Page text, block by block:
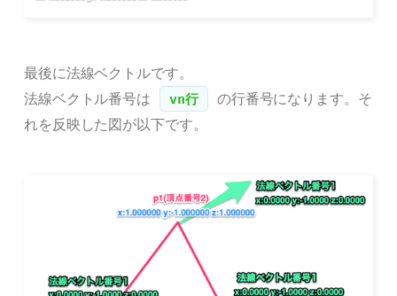
最後に法線ベクトルです。
法線ベクトル番号は
vn行
の行番号になります。そ
れを反映した図が以下です。